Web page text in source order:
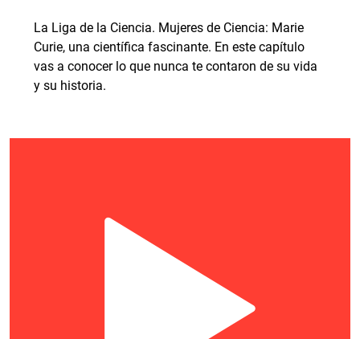
La Liga de la Ciencia. Mujeres de Ciencia: Marie
Curie, una científica fascinante. En este capítulo
vas a conocer lo que nunca te contaron de su vida
y su historia.